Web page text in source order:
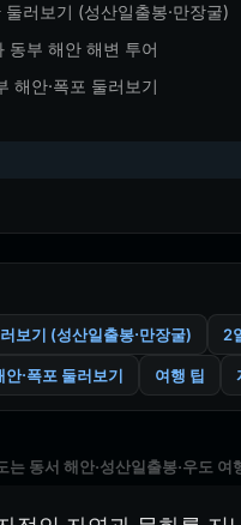
러보기 (성산일출봉·만장굴)
동부 해안 해변 투어
해안·폭포 둘러보기
보기 (성산일출봉·만장굴) 2
·폭포 둘러보기 여행 팁
동서 해안·성산일출봉·우도 여